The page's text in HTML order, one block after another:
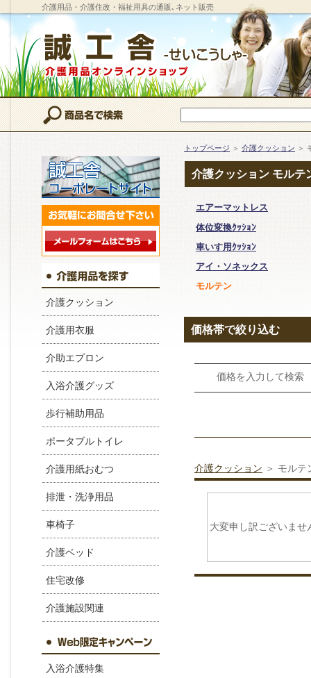
介護用品・介護住改・福祉用具の通販､ネット販売
介護クッション
介護用衣服
介助エプロン
入浴介護グッズ
歩行補助用品
ポータブルトイレ
介護用紙おむつ
排泄・洗浄用品
車椅子
介護ベッド
住宅改修
介護施設関連
入浴介護特集
トップページ ＞ 介護クッション ＞
介護クッション モルテ
エアーマットレス
体位変換ｸｯｼｮﾝ
車いす用ｸｯｼｮﾝ
アイ・ソネックス
モルテン
価格帯で絞り込む
価格を入力して検
介護クッション ＞ モルテ
大変申し訳ございま